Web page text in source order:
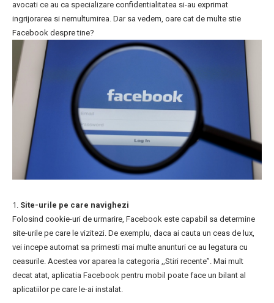
avocati ce au ca specializare confidentialitatea si-au exprimat
ingrijorarea si nemultumirea. Dar sa vedem, oare cat de multe stie
Facebook despre tine?
1. Site-urile pe care navighezi
Folosind cookie-uri de urmarire, Facebook este capabil sa determine
site-urile pe care le vizitezi. De exemplu, daca ai cauta un ceas de lux,
vei incepe automat sa primesti mai multe anunturi ce au legatura cu
ceasurile. Acestea vor aparea la categoria ,,Stiri recente”. Mai mult
decat atat, aplicatia Facebook pentru mobil poate face un bilant al
aplicatiilor pe care le-ai instalat.